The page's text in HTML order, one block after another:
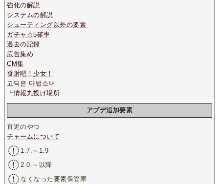
強化の解説
システムの解説
シューティング以外の要素
ガチャ☆5確率
過去の記録
広告集め
CM集
發射吧！少女！
고딕은 마법소녀
┗情報丸投げ場所
アプデ追加要素
直近のやつ
チャームについて
1.7.～1.9
2.0.～以降
なくなった要素保管庫